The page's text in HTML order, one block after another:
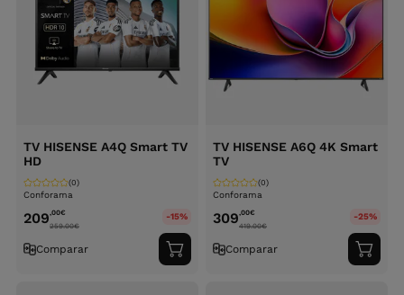
TV HISENSE A4Q Smart TV
HD
Conforama
(0)
209,00€
259.00€
-15%
Comparar
Adicionar
ao
TV HISENSE A6Q 4K Smart
TV
Conforama
(0)
309,00€
419.00€
-25%
Comparar
ao